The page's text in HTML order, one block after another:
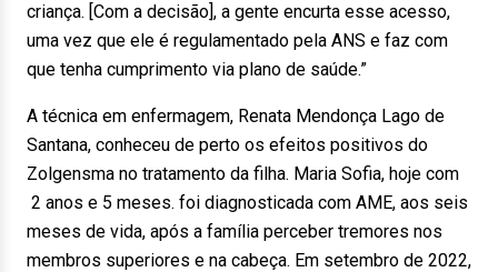
criança. [Com a decisão], a gente encurta esse acesso,
uma vez que ele é regulamentado pela ANS e faz com
que tenha cumprimento via plano de saúde.”
A técnica em enfermagem, Renata Mendonça Lago de
Santana, conheceu de perto os efeitos positivos do
Zolgensma no tratamento da filha. Maria Sofia, hoje com
2 anos e 5 meses. foi diagnosticada com AME, aos seis
meses de vida, após a família perceber tremores nos
membros superiores e na cabeça. Em setembro de 2022,